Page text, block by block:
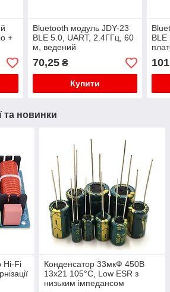
+
Bluetooth модуль JDY-23
BLE 5.0, UART, 2.4ГГц, 60
м, ведений
70,25₴
Купити
BLE
м,
та новинки
Hi-Fi
Конденсатор 33мкФ 450В
13x21 105°C, Low ESR з
низьким імпедансом